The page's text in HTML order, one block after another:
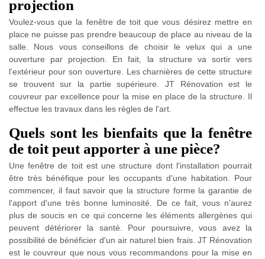
projection
Voulez-vous que la fenêtre de toit que vous désirez mettre en
place ne puisse pas prendre beaucoup de place au niveau de la
salle. Nous vous conseillons de choisir le velux qui a une
ouverture par projection. En fait, la structure va sortir vers
l'extérieur pour son ouverture. Les charnières de cette structure
se trouvent sur la partie supérieure. JT Rénovation est le
couvreur par excellence pour la mise en place de la structure. Il
effectue les travaux dans les règles de l'art.
Quels sont les bienfaits que la fenêtre
de toit peut apporter à une pièce?
Une fenêtre de toit est une structure dont l'installation pourrait
être très bénéfique pour les occupants d'une habitation. Pour
commencer, il faut savoir que la structure forme la garantie de
l'apport d'une très bonne luminosité. De ce fait, vous n'aurez
plus de soucis en ce qui concerne les éléments allergènes qui
peuvent détériorer la santé. Pour poursuivre, vous avez la
possibilité de bénéficier d'un air naturel bien frais. JT Rénovation
est le couvreur que nous vous recommandons pour la mise en